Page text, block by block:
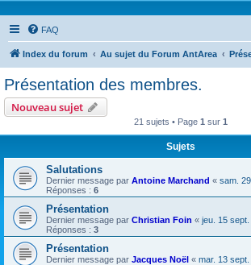
FAQ
Index du forum Au sujet du Forum AntArea
Présentation des membres.
Nouveau sujet
21 sujets • Page 1 sur 1
Sujets
Salutations
Dernier message par Antoine Marchand « sam.
Réponses : 6
Présentation
Dernier message par Christian Foin « jeu. 15
Réponses : 3
Présentation
Dernier message par Jacques Noël « mar. 13